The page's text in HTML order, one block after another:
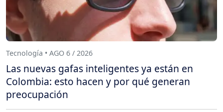
Tecnología • AGO 6 / 2026
Las nuevas gafas inteligentes ya están en
Colombia: esto hacen y por qué generan
preocupación